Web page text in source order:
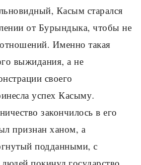
Касым старался
от Бурындыка, чтобы не
Именно такая
выжидания, а не
своего
успех Касыму.
закончилось в его
признан ханом, а
подданными, с